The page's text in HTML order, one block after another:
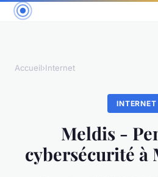
Accueil›Internet
INTERNET
Meldis -
cybersécurité